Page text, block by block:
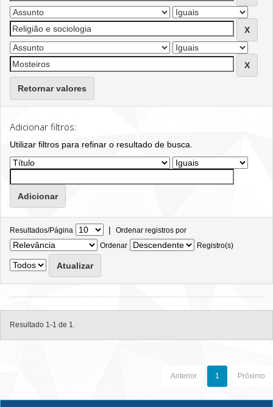
Retornar valores
Adicionar filtros:
Utilizar filtros para refinar o resultado de busca.
Resultados/Página | Ordenar registros por
Ordenar
Registro(s)
Resultado 1-1 de 1.
Anterior 1 Próximo